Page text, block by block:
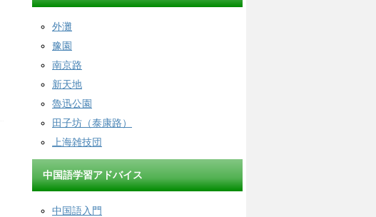
外灘
豫園
南京路
新天地
魯迅公園
田子坊（泰康路）
上海雑技団
中国語学習アドバイス
中国語入門